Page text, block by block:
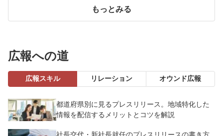
もっとみる
広報への道
広報スキル リレーション オウンド広報
都道府県別に見るプレスリリース。地域特化した
情報を配信するメリットとコツを解説